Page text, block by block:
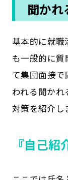
聞かれ
基本的に就
も一般的に
て集団面接
われる聞かれ
対策を紹介し
『自己紹